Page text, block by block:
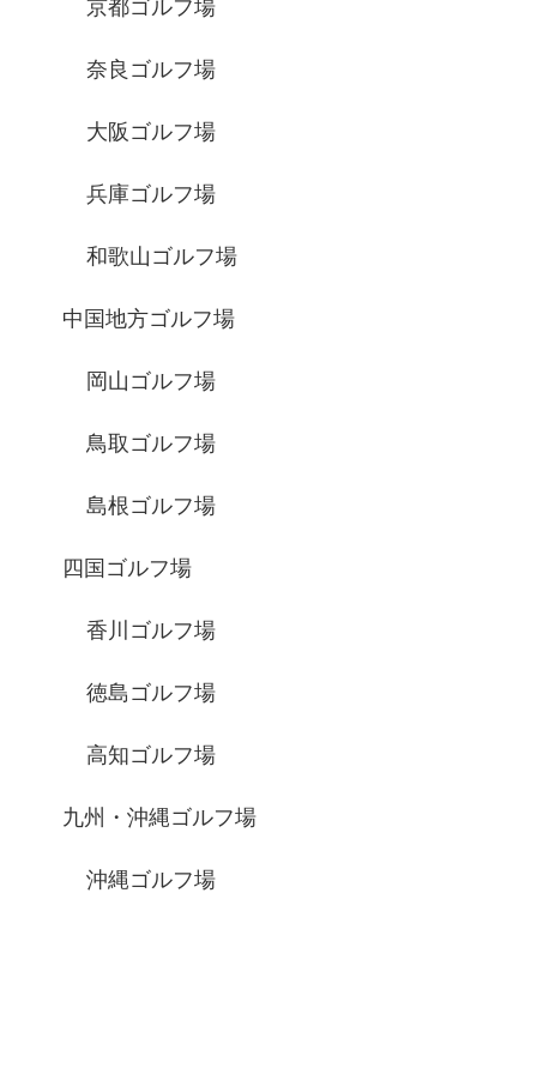
京都ゴルフ場
奈良ゴルフ場
大阪ゴルフ場
兵庫ゴルフ場
和歌山ゴルフ場
中国地方ゴルフ場
岡山ゴルフ場
鳥取ゴルフ場
島根ゴルフ場
四国ゴルフ場
香川ゴルフ場
徳島ゴルフ場
高知ゴルフ場
九州・沖縄ゴルフ場
沖縄ゴルフ場